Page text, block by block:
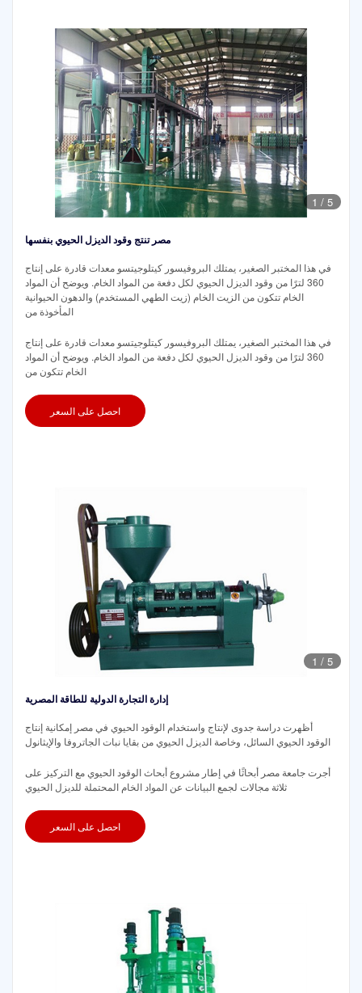
1 / 5
مصر تنتج وقود الديزل الحيوي بنفسها
في هذا المختبر الصغير، يمتلك البروفيسور كيتلوجيتسو معدات قادرة على إنتاج
360 لترًا من وقود الديزل الحيوي لكل دفعة من المواد الخام. ويوضح أن المواد
الخام تتكون من الزيت الخام (زيت الطهي المستخدم) والدهون الحيوانية
المأخوذة من
في هذا المختبر الصغير، يمتلك البروفيسور كيتلوجيتسو معدات قادرة على إنتاج
360 لترًا من وقود الديزل الحيوي لكل دفعة من المواد الخام. ويوضح أن المواد
الخام تتكون من
احصل على السعر
1 / 5
إدارة التجارة الدولية للطاقة المصرية
أظهرت دراسة جدوى لإنتاج واستخدام الوقود الحيوي في مصر إمكانية إنتاج
الوقود الحيوي السائل، وخاصة الديزل الحيوي من بقايا نبات الجاتروفا والإيثانول
أجرت جامعة مصر أبحاثًا في إطار مشروع أبحاث الوقود الحيوي مع التركيز على
ثلاثة مجالات لجمع البيانات عن المواد الخام المحتملة للديزل الحيوي
احصل على السعر